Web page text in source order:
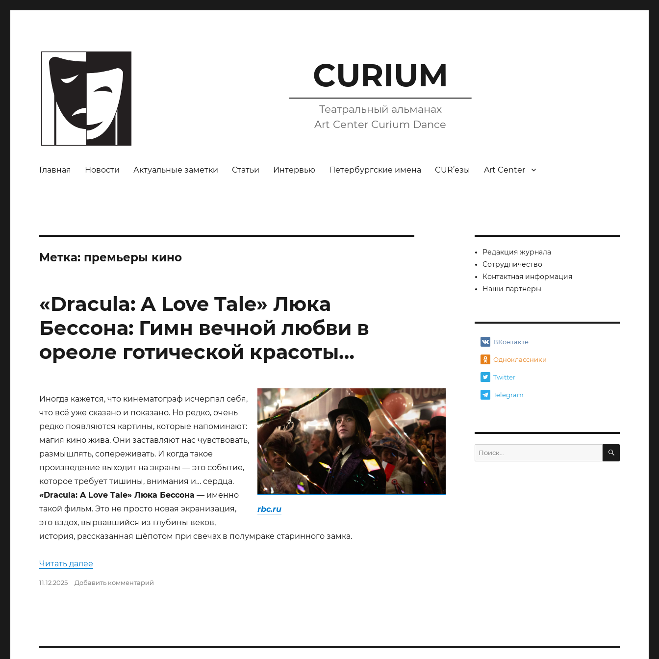
CURIUM
Театральный альманах
Art Center Curium Dance
Главная Новости Актуальные заметки Статьи Интервью Петербургские имена CUR’ёзы Art Center
Метка: премьеры кино
«Dracula: A Love Tale» Люка
Бессона: Гимн вечной любви в
ореоле готической красоты…
rbc.ru
Иногда кажется, что кинематограф исчерпал себя,
что всё уже сказано и показано. Но редко, очень
редко появляются картины, которые напоминают:
магия кино жива. Они заставляют нас чувствовать,
размышлять, сопереживать. И когда такое
произведение выходит на экраны — это событие,
которое требует тишины, внимания и… сердца.
«Dracula: A Love Tale» Люка Бессона — именно
такой фильм. Это не просто новая экранизация,
это вздох, вырвавшийся из глубины веков,
история, рассказанная шёпотом при свечах в полумраке старинного замка.
Читать далее
Опубликовано
11.12.2025 Добавить комментарий
Редакция журнала
Сотрудничество
Контактная информация
Наши партнеры
ВКонтакте
Одноклассники
Twitter
Telegram
ПОИСК